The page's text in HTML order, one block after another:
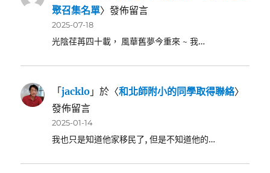
聚召集名單〉發佈留言
2025-07-18
光陰荏苒四十載， 風華舊夢今重來 ~ 我…
「jacklo 」於〈和北師附小的同學取得聯絡〉
發佈留言
2025-01-14
我也只是知道他家移民了, 但是不知道他的…